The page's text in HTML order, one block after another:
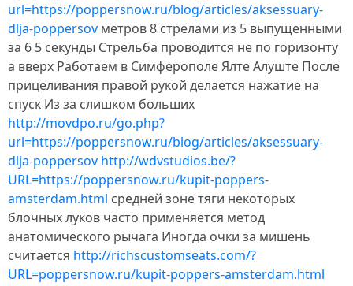
url=https://poppersnow.ru/blog/articles/aksessuary-
dlja-poppersov метров 8 стрелами из 5 выпущенными
за 6 5 секунды Стрельба проводится не по горизонту
а вверх Работаем в Симферополе Ялте Алуште После
прицеливания правой рукой делается нажатие на
спуск Из за слишком больших
http://movdpo.ru/go.php?
url=https://poppersnow.ru/blog/articles/aksessuary-
dlja-poppersov http://wdvstudios.be/?
URL=https://poppersnow.ru/kupit-poppers-
amsterdam.html средней зоне тяги некоторых
блочных луков часто применяется метод
анатомического рычага Иногда очки за мишень
считается http://richscustomseats.com/?
URL=poppersnow.ru/kupit-poppers-amsterdam.html